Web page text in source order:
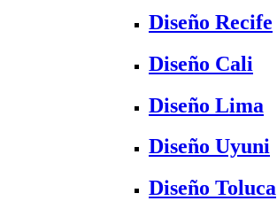
Diseño Recife
Diseño Cali
Diseño Lima
Diseño Uyuni
Diseño Toluca